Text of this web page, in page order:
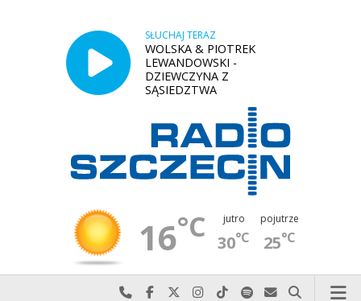
SŁUCHAJ TERAZ
WOLSKA & PIOTREK
LEWANDOWSKI -
DZIEWCZYNA Z
SĄSIEDZTWA
16°C jutro
30°C
pojutrze
25°C
Najlepiej po prostu do nas zadzwoń
Odwiedź nas na Facebook-u
Odwiedź nas na X
Odwiedź nas na Instagram-ie
Odwiedź nas na TikTok-u
Szukaj nas na Spotify
Wyślij do nas
Szukaj